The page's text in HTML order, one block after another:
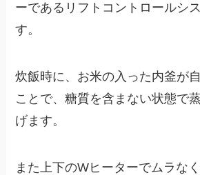
ーであるリフトコントロールシ
す。
炊飯時に、お米の入った内釜が
ことで、糖質を含まない状態で
げます。
また上下のWヒーターでムラな